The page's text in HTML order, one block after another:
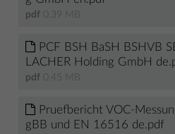
pdf 0.39 MB
PCF BSH BaSH BSHVB
LACHER Holding GmbH
pdf 0.45 MB
Pruefbericht VOC-
gBB und EN 16516 de.pdf